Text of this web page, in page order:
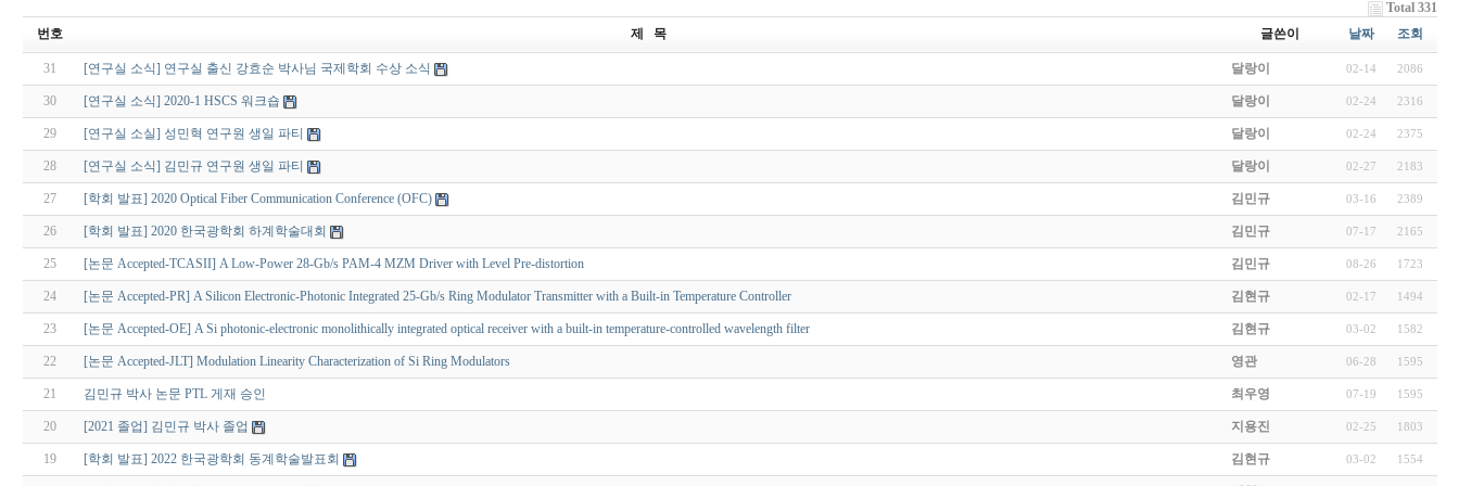
Total 331
번호
제 목 글쓴이 날짜 조회
31 [연구실 소식] 연구실 출신 강효순 박사님 국제학회 수상 소식 달랑이 02-14 2086
30 [연구실 소식] 2020-1 HSCS 워크숍 달랑이 02-24 2316
29 [연구실 소실] 성민혁 연구원 생일 파티 달랑이 02-24 2375
28 [연구실 소식] 김민규 연구원 생일 파티 달랑이 02-27 2183
27 [학회 발표] 2020 Optical Fiber Communication Conference (OFC) 김민규 03-16 2389
26 [학회 발표] 2020 한국광학회 하계학술대회 김민규 07-17 2165
25 [논문 Accepted-TCASII] A Low-Power 28-Gb/s PAM-4 MZM Driver with Level Pre-distortion 김민규 08-26 1723
24 [논문 Accepted-PR] A Silicon Electronic-Photonic Integrated 25-Gb/s Ring Modulator Transmitter with a Built-in Temperature Controller 김현규 02-17 1494
23 [논문 Accepted-OE] A Si photonic-electronic monolithically integrated optical receiver with a built-in temperature-controlled wavelength filter 김현규 03-02 1582
22 [논문 Accepted-JLT] Modulation Linearity Characterization of Si Ring Modulators 영관 06-28 1595
21 김민규 박사 논문 PTL 게재 승인 최우영 07-19 1595
20 [2021 졸업] 김민규 박사 졸업 지용진 02-25 1803
19 [학회 발표] 2022 한국광학회 동계학술발표회 김현규 03-02 1554